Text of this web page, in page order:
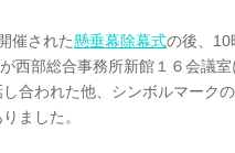
催された懸垂幕除幕式の後、10
西部総合事務所新館１６会議
合われた他、シンボルマーク
ました。